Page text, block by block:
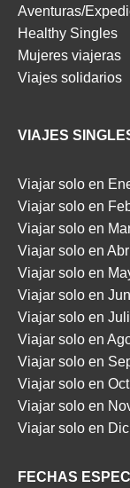
Aventuras/
Healthy Singles
Mujeres viajeras
Viajes solidarios
VIAJES
Viajar solo en
Viajar solo en
Viajar solo en
Viajar solo en
Viajar solo en
Viajar solo en
Viajar solo en
Viajar solo en
Viajar solo en
Viajar solo en
Viajar solo en
Viajar solo en
FECHAS